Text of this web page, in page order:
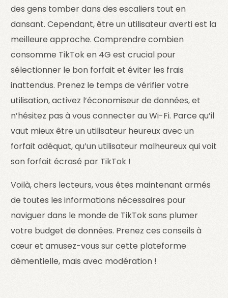
des gens tomber dans des escaliers tout en
dansant. Cependant, être un utilisateur averti est la
meilleure approche. Comprendre combien
consomme TikTok en 4G est crucial pour
sélectionner le bon forfait et éviter les frais
inattendus. Prenez le temps de vérifier votre
utilisation, activez l’économiseur de données, et
n’hésitez pas à vous connecter au Wi-Fi. Parce qu’il
vaut mieux être un utilisateur heureux avec un
forfait adéquat, qu’un utilisateur malheureux qui voit
son forfait écrasé par TikTok !
Voilà, chers lecteurs, vous êtes maintenant armés
de toutes les informations nécessaires pour
naviguer dans le monde de TikTok sans plumer
votre budget de données. Prenez ces conseils à
cœur et amusez-vous sur cette plateforme
démentielle, mais avec modération !